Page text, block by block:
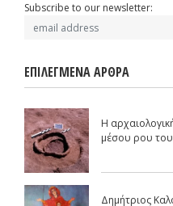
μέσου ρου του